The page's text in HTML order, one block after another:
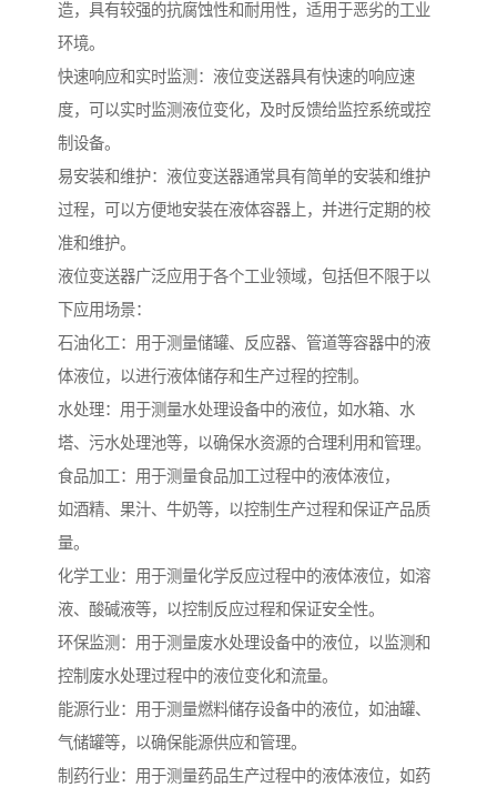
造，具有较强的抗腐蚀性和耐用性，适用于恶劣的工业
环境。
快速响应和实时监测：液位变送器具有快速的响应速
度，可以实时监测液位变化，及时反馈给监控系统或控
制设备。
易安装和维护：液位变送器通常具有简单的安装和维护
过程，可以方便地安装在液体容器上，并进行定期的校
准和维护。
液位变送器广泛应用于各个工业领域，包括但不限于以
下应用场景：
石油化工：用于测量储罐、反应器、管道等容器中的液
体液位，以进行液体储存和生产过程的控制。
水处理：用于测量水处理设备中的液位，如水箱、水
塔、污水处理池等，以确保水资源的合理利用和管理。
食品加工：用于测量食品加工过程中的液体液位，
如酒精、果汁、牛奶等，以控制生产过程和保证产品质
量。
化学工业：用于测量化学反应过程中的液体液位，如溶
液、酸碱液等，以控制反应过程和保证安全性。
环保监测：用于测量废水处理设备中的液位，以监测和
控制废水处理过程中的液位变化和流量。
能源行业：用于测量燃料储存设备中的液位，如油罐、
气储罐等，以确保能源供应和管理。
制药行业：用于测量药品生产过程中的液体液位，如药